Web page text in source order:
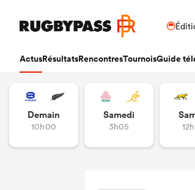
ActusRésultatsRencontresTournoisGuide
Demain
10h00
Samedi
3h05